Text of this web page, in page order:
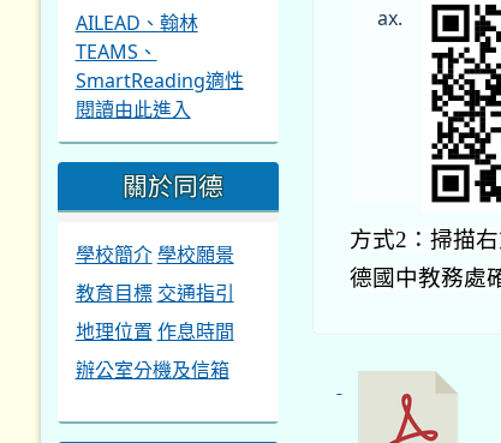
方式2：掃描
德國中教務處
AILEAD、翰林
TEAMS、
SmartReading適性
閱讀由此進入
關於同德
學校簡介 學校願景
教育目標 交通指引
地理位置 作息時間
辦公室分機及信箱